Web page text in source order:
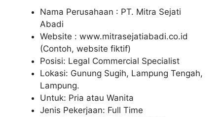
Nama Perusahaan : PT. Mitra Sejati
Abadi
Website : www.mitrasejatiabadi.co.id
(Contoh, website fiktif)
Posisi: Legal Commercial Specialist
Lokasi: Gunung Sugih, Lampung Tengah,
Lampung.
Untuk: Pria atau Wanita
Jenis Pekerjaan: Full Time